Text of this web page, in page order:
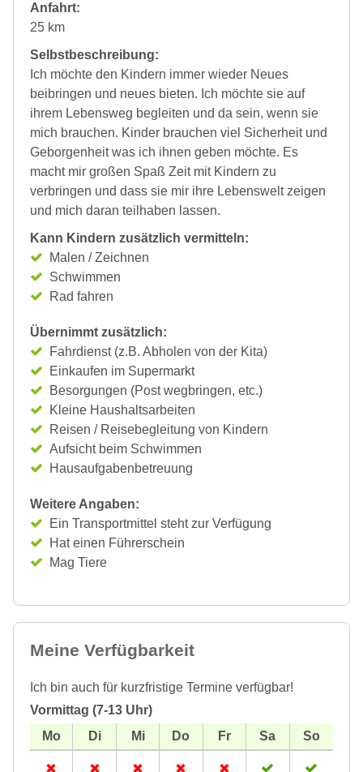
Anfahrt:
25 km
Selbstbeschreibung:
Ich möchte den Kindern immer wieder Neues
beibringen und neues bieten. Ich möchte sie auf
ihrem Lebensweg begleiten und da sein, wenn sie
mich brauchen. Kinder brauchen viel Sicherheit und
Geborgenheit was ich ihnen geben möchte. Es
macht mir großen Spaß Zeit mit Kindern zu
verbringen und dass sie mir ihre Lebenswelt zeigen
und mich daran teilhaben lassen.
Kann Kindern zusätzlich vermitteln:
Malen / Zeichnen
Schwimmen
Rad fahren
Übernimmt zusätzlich:
Fahrdienst (z.B. Abholen von der Kita)
Einkaufen im Supermarkt
Besorgungen (Post wegbringen, etc.)
Kleine Haushaltsarbeiten
Reisen / Reisebegleitung von Kindern
Aufsicht beim Schwimmen
Hausaufgabenbetreuung
Weitere Angaben:
Ein Transportmittel steht zur Verfügung
Hat einen Führerschein
Mag Tiere
Meine Verfügbarkeit
Ich bin auch für kurzfristige Termine verfügbar!
Vormittag (7-13 Uhr)